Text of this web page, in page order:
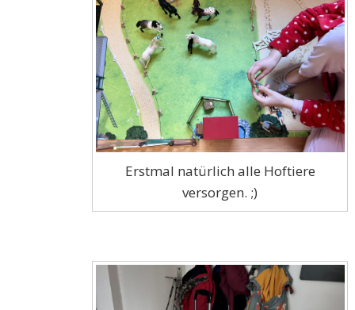
Erstmal natürlich alle Hoftiere
versorgen. ;)